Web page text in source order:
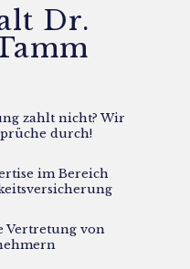
Dr.
zahlt nicht? Wir
durch!
im Bereich
Vertretung von